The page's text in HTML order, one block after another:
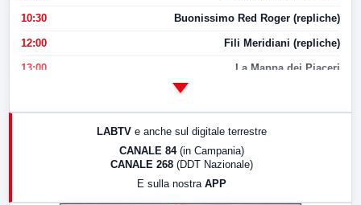
10:30 Buonissimo Red Roger (repliche)
12:00 Fili Meridiani (repliche)
13:00 La Mappa dei Piaceri
LABTV e anche sul digitale terrestre
CANALE 84 (in Campania)
CANALE 268 (DDT Nazionale)
E sulla nostra APP